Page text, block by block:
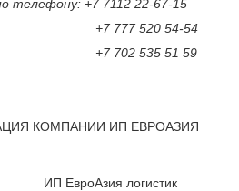
телефону: +7 7112 22-67-15
54-54
51 59
КОМПАНИИ ИП ЕВРОАЗИЯ
ИП ЕвроАзия логистик